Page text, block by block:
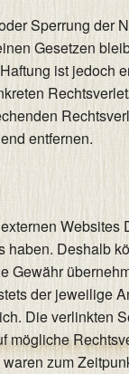
Sperrung der
Gesetzen
ist jedoch
entfernen.
Websites
haben. Deshalb
Gewähr
der jeweilige
Die verlinkten
mögliche
zum